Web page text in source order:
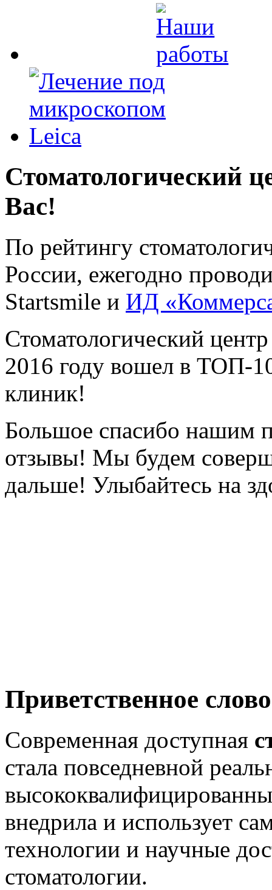
Стоматологический
Вас!
По рейтингу
России, ежегодно
Startsmile и ИД
Стоматологический
2016 году вошел в ТОП-
клиник!
Большое спасибо нашим
отзывы! Мы будем
дальше! Улыбайтесь на
Приветственное
Современная доступная
стала повседневной
внедрила и использует
технологии и научные
стоматологии.